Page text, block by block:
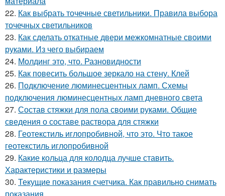
22. Как выбрать точечные светильники. Правила выбора
точечных светильников
23. Как сделать откатные двери межкомнатные своими
руками. Из чего выбираем
24. Молдинг это, что. Разновидности
25. Как повесить большое зеркало на стену. Клей
26. Подключение люминесцентных ламп. Схемы
подключения люминесцентных ламп дневного света
27. Состав стяжки для пола своими руками. Общие
сведения о составе раствора для стяжки
28. Геотекстиль иглопробивной, что это. Что такое
геотекстиль иглопробивной
29. Какие кольца для колодца лучше ставить.
Характеристики и размеры
30. Текущие показания счетчика. Как правильно снимать
показания